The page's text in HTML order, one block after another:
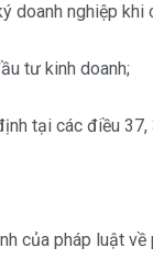
doanh nghiệp
tư kinh doanh;
tại các điều 37,
của pháp luật về